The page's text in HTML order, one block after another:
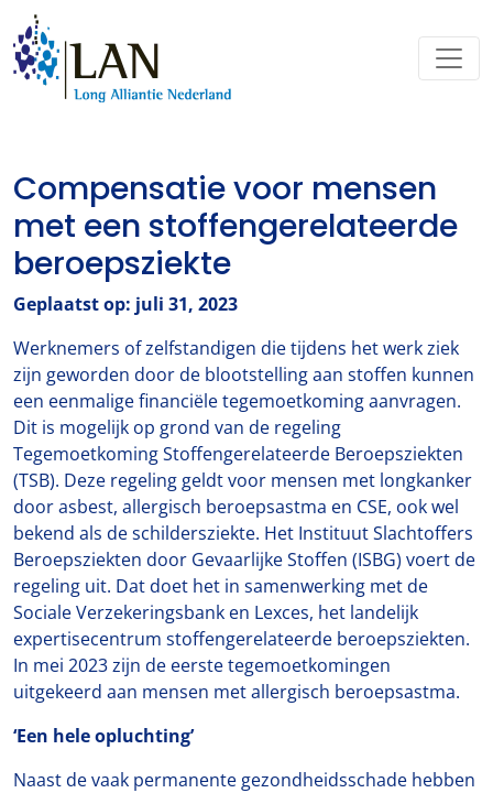
Compensatie voor mensen
met een stoffengerelateerde
beroepsziekte
Geplaatst op: juli 31, 2023
Werknemers of zelfstandigen die tijdens het werk ziek
zijn geworden door de blootstelling aan stoffen kunnen
een eenmalige financiële tegemoetkoming aanvragen.
Dit is mogelijk op grond van de regeling
Tegemoetkoming Stoffengerelateerde Beroepsziekten
(TSB). Deze regeling geldt voor mensen met longkanker
door asbest, allergisch beroepsastma en CSE, ook wel
bekend als de schildersziekte. Het Instituut Slachtoffers
Beroepsziekten door Gevaarlijke Stoffen (ISBG) voert de
regeling uit. Dat doet het in samenwerking met de
Sociale Verzekeringsbank en Lexces, het landelijk
expertisecentrum stoffengerelateerde beroepsziekten.
In mei 2023 zijn de eerste tegemoetkomingen
uitgekeerd aan mensen met allergisch beroepsastma.
‘Een hele opluchting’
Naast de vaak permanente gezondheidsschade hebben